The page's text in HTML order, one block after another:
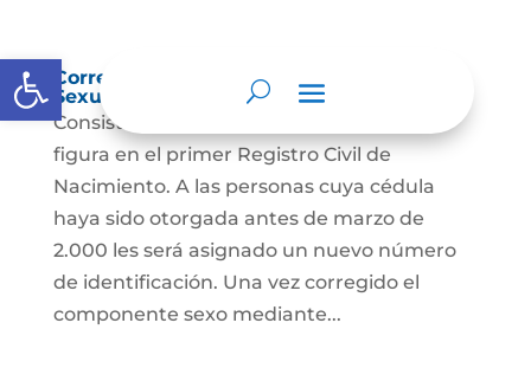
Abrir barra de herramientas
Corrección Componente de Identidad
Sexual en el Registro Civil de Nacimiento
Consiste en el cambio legal del sexo que
figura en el primer Registro Civil de
Nacimiento. A las personas cuya cédula
haya sido otorgada antes de marzo de
2.000 les será asignado un nuevo número
de identificación. Una vez corregido el
componente sexo mediante...